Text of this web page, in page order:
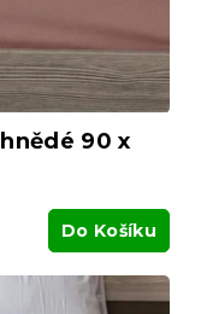
90 x
Do Košíku